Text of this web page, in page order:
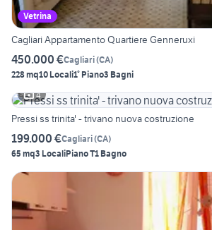
Vetrina
Cagliari Appartamento Quartiere Genneruxi
450.000 €Cagliari(CA)
228 mq10 Locali1° Piano3 Bagni
4
Pressi ss trinita' - trivano nuova costruzione
199.000 €Cagliari(CA)
65 mq3 LocaliPiano T1 Bagno